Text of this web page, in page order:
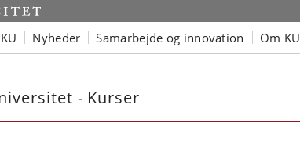
Nyheder Samarbejde og innovation Om KU
- Kurser